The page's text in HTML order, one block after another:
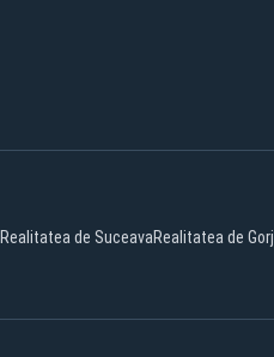
Realitatea de SuceavaRealitatea de Gorj